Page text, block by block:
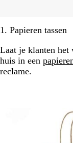
1. Papieren tassen
Laat je klanten het
huis in een
reclame.